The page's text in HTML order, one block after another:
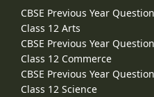
CBSE Previous Year
Class 12 Arts
CBSE Previous Year
Class 12 Commerce
CBSE Previous Year
Class 12 Science